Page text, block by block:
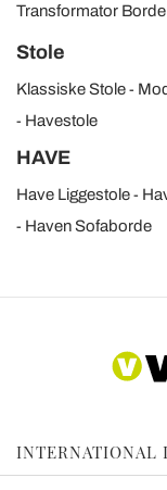
Transformator Borde
Stole
Klassiske Stole
Havestole
HAVE
Have Liggestole
Haven Sofaborde
INTERNATIONAL